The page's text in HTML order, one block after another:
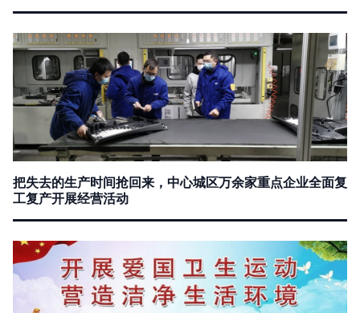
把失去的生产时间抢回来，中心城区万余家重点企业全面复
工复产开展经营活动